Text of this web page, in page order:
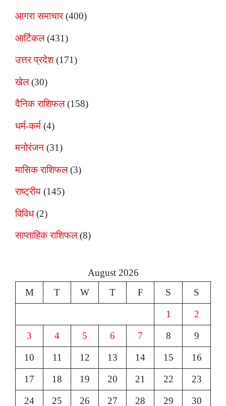
आगरा समाचार(400)
आर्टिकल(431)
उत्तर प्रदेश(171)
खेल(30)
दैनिक राशिफल(158)
धर्म-कर्म (4)
मनोरंजन (31)
मासिक राशिफल(3)
राष्ट्रीय (145)
विविध(2)
साप्ताहिक राशिफल(8)
August 2026
M
T W T F S S
1 2
3 4 5 6 7 8 9
10 11 12 13 14 15 16
17 18 19 20 21 22 23
24 25 26 27 28 29 30